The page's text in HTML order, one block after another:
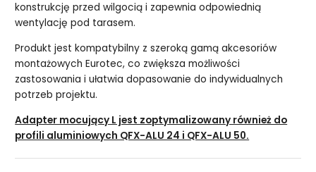
konstrukcję przed wilgocią i zapewnia odpowiednią
wentylację pod tarasem.
Produkt jest kompatybilny z szeroką gamą akcesoriów
montażowych Eurotec, co zwiększa możliwości
zastosowania i ułatwia dopasowanie do indywidualnych
potrzeb projektu.
Adapter mocujący L jest zoptymalizowany również do
profili aluminiowych QFX-ALU 24 i QFX-ALU 50.